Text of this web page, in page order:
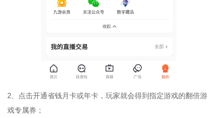
2、点击开通省钱月卡或年卡，玩家就会得到指定游戏的翻倍游
戏专属券；